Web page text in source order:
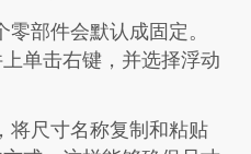
部件会默认成固定。
单击右键，并选择浮动
将尺寸名称复制和粘贴